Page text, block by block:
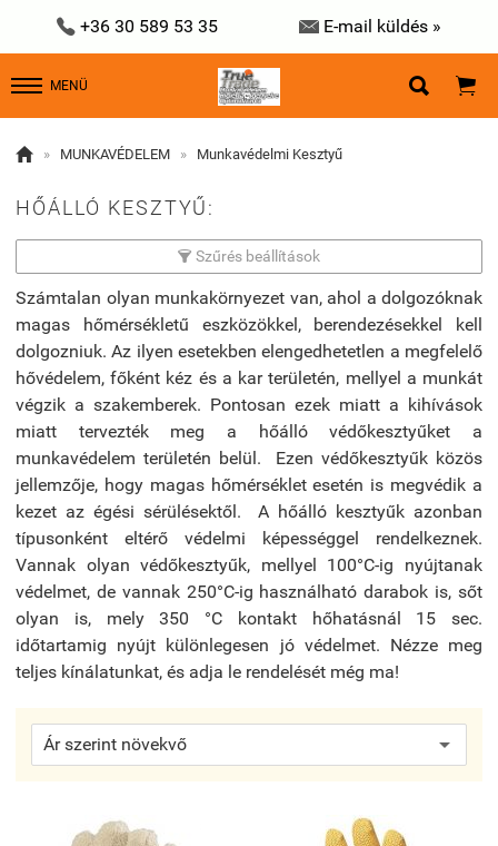
 +36 30 589 53 35  E-mail küldés »
MENÜ  
 » MUNKAVÉDELEM » Munkavédelmi Kesztyű
HŐÁLLÓ KESZTYŰ:
 Szűrés beállítások
Számtalan olyan munkakörnyezet van, ahol a dolgozóknak
magas hőmérsékletű eszközökkel, berendezésekkel kell
dolgozniuk. Az ilyen esetekben elengedhetetlen a megfelelő
hővédelem, főként kéz és a kar területén, mellyel a munkát
végzik a szakemberek. Pontosan ezek miatt a kihívások
miatt tervezték meg a hőálló védőkesztyűket a
munkavédelem területén belül. Ezen védőkesztyűk közös
jellemzője, hogy magas hőmérséklet esetén is megvédik a
kezet az égési sérülésektől. A hőálló kesztyűk azonban
típusonként eltérő védelmi képességgel rendelkeznek.
Vannak olyan védőkesztyűk, mellyel 100°C-ig nyújtanak
védelmet, de vannak 250°C-ig használható darabok is, sőt
olyan is, mely 350 °C kontakt hőhatásnál 15 sec.
időtartamig nyújt különlegesen jó védelmet. Nézze meg
teljes kínálatunkat, és adja le rendelését még ma!